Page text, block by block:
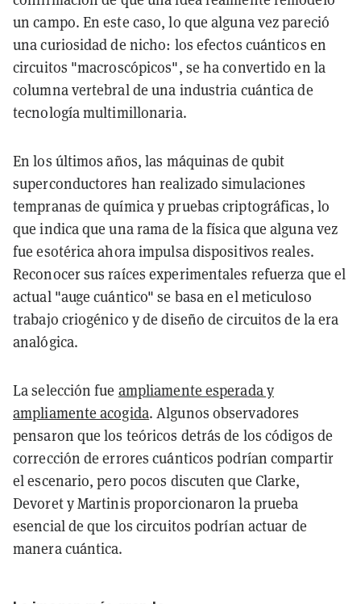
un campo. En este caso, lo que alguna vez pareció
una curiosidad de nicho: los efectos cuánticos en
circuitos "macroscópicos", se ha convertido en la
columna vertebral de una industria cuántica de
tecnología multimillonaria.
En los últimos años, las máquinas de qubit
superconductores han realizado simulaciones
tempranas de química y pruebas criptográficas, lo
que indica que una rama de la física que alguna vez
fue esotérica ahora impulsa dispositivos reales.
Reconocer sus raíces experimentales refuerza que el
actual "auge cuántico" se basa en el meticuloso
trabajo criogénico y de diseño de circuitos de la era
analógica.
La selección fue ampliamente esperada y
ampliamente acogida. Algunos observadores
pensaron que los teóricos detrás de los códigos de
corrección de errores cuánticos podrían compartir
el escenario, pero pocos discuten que Clarke,
Devoret y Martinis proporcionaron la prueba
esencial de que los circuitos podrían actuar de
manera cuántica.